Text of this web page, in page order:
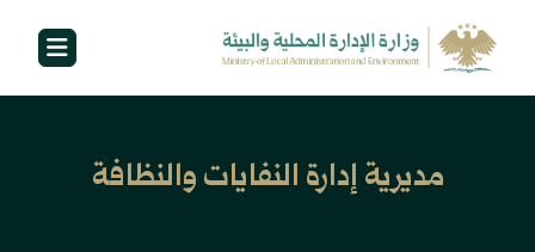
مديرية إدارة النفايات والنظافة